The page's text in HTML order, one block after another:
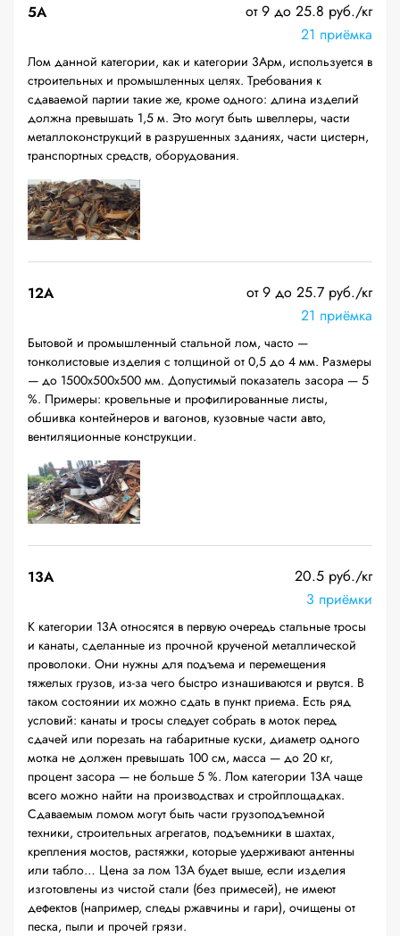
5А
от 9 до 25.8 руб./кг
21 приёмка
Лом данной категории, как и категории 3Арм, используется в
строительных и промышленных целях. Требования к
сдаваемой партии такие же, кроме одного: длина изделий
должна превышать 1,5 м. Это могут быть швеллеры, части
металлоконструкций в разрушенных зданиях, части цистерн,
транспортных средств, оборудования.
12A
от 9 до 25.7 руб./кг
21 приёмка
Бытовой и промышленный стальной лом, часто —
тонколистовые изделия с толщиной от 0,5 до 4 мм. Размеры
— до 1500х500х500 мм. Допустимый показатель засора — 5
%. Примеры: кровельные и профилированные листы,
обшивка контейнеров и вагонов, кузовные части авто,
вентиляционные конструкции.
13А
20.5 руб./кг
3 приёмки
К категории 13А относятся в первую очередь стальные тросы
и канаты, сделанные из прочной крученой металлической
проволоки. Они нужны для подъема и перемещения
тяжелых грузов, из-за чего быстро изнашиваются и рвутся. В
таком состоянии их можно сдать в пункт приема. Есть ряд
условий: канаты и тросы следует собрать в моток перед
сдачей или порезать на габаритные куски, диаметр одного
мотка не должен превышать 100 см, масса — до 20 кг,
процент засора — не больше 5 %. Лом категории 13А чаще
всего можно найти на производствах и стройплощадках.
Сдаваемым ломом могут быть части грузоподъемной
техники, строительных агрегатов, подъемники в шахтах,
крепления мостов, растяжки, которые удерживают антенны
или табло… Цена за лом 13А будет выше, если изделия
изготовлены из чистой стали (без примесей), не имеют
дефектов (например, следы ржавчины и гари), очищены от
песка, пыли и прочей грязи.